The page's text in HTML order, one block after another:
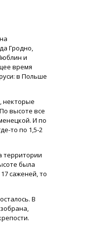
Гродно,
и
время
в Польше
некторые
высоте все
И по
то по 1,5-2
территории
была
саженей, то
В